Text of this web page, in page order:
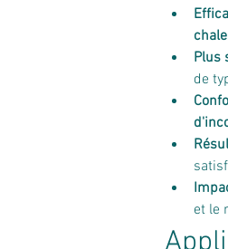
Plus
de
et le